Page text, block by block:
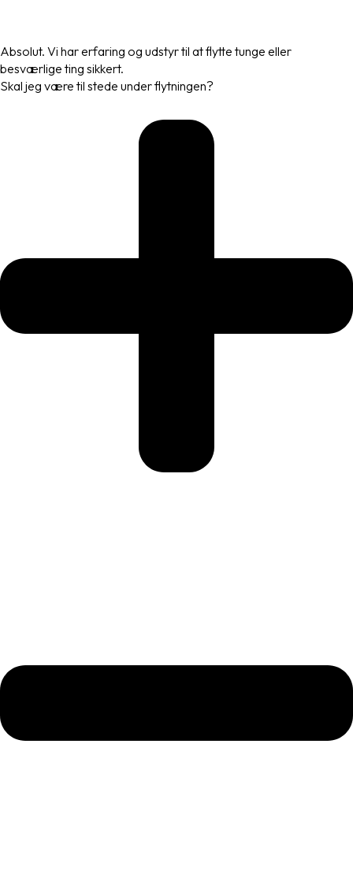
Absolut. Vi har erfaring og udstyr til at flytte tunge eller
besværlige ting sikkert.
Skal jeg være til stede under flytningen?